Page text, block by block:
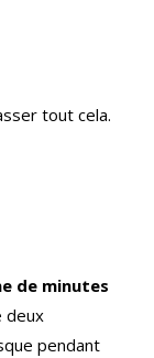
tout cela.
de minutes
deux
pendant